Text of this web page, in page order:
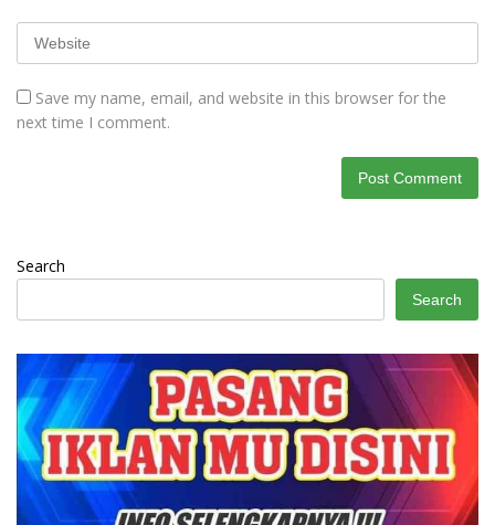
Save my name, email, and website in this browser for the
next time I comment.
Search
Search